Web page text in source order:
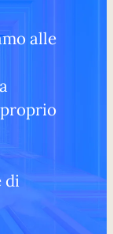
alle
di